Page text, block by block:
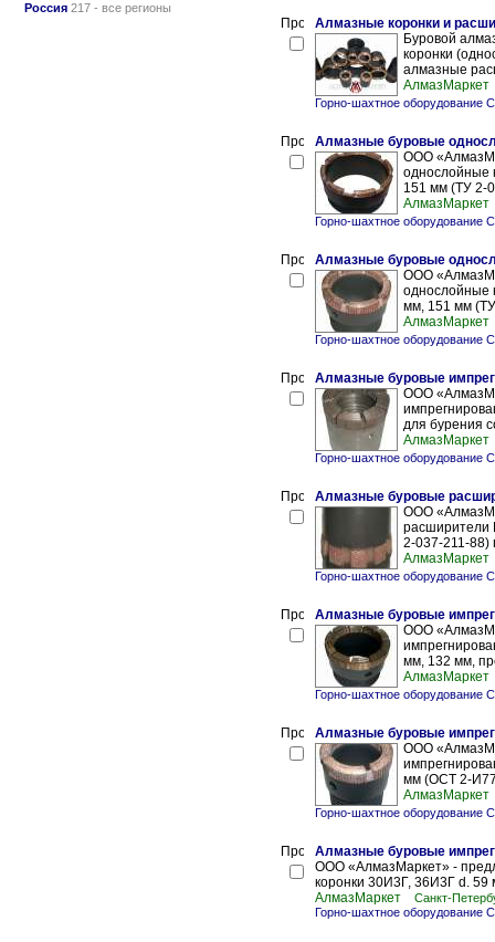
Россия 217 - все регионы
Алмазные коронки и
Буровой
коронки
алмазные
АлмазМаркет
Горно-шахтное оборудование
Алмазные буровые
ООО
однослойные
151 мм (ТУ 2-
АлмазМаркет
Горно-шахтное оборудование
Алмазные буровые
ООО
однослойные
мм, 151 мм
АлмазМаркет
Горно-шахтное оборудование
Алмазные буровые
ООО
для бурения
АлмазМаркет
Горно-шахтное оборудование
Алмазные буровые
ООО
расширители
2-037-211-88)
АлмазМаркет
Горно-шахтное оборудование
Алмазные буровые
ООО
мм, 132 мм,
АлмазМаркет
Горно-шахтное оборудование
Алмазные буровые
ООО
мм (ОСТ 2-
АлмазМаркет
Горно-шахтное оборудование
Алмазные буровые
ООО «АлмазМаркет» -
коронки 30И3Г, 36И3Г d.
АлмазМаркет
Санкт-
Горно-шахтное оборудование